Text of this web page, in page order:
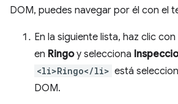
DOM, puedes navegar por él con el
En la siguiente lista, haz clic
en Ringoy selecciona
<li>Ringo</li> está
DOM.